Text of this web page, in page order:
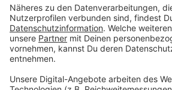
eines Restaurants Verantwortung
Merkel. Die Landesregierung hat
Euro Bußgeld nun für falsche
diese Personen müssen es auch
dass es Kontrollen geben werde.